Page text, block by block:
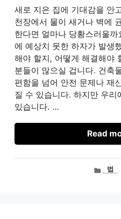
새로 지은 집에 기대감을 안
천장에서 물이 새거나 벽에
한다면 얼마나 당황스러울
에 예상치 못한 하자가 발생
해야 할지, 어떻게 해결해야
분들이 많으실 겁니다. 건축
편함을 넘어 안전 문제나 재
질 수 있습니다. 하지만 우리
있습니다. …
Read
카법